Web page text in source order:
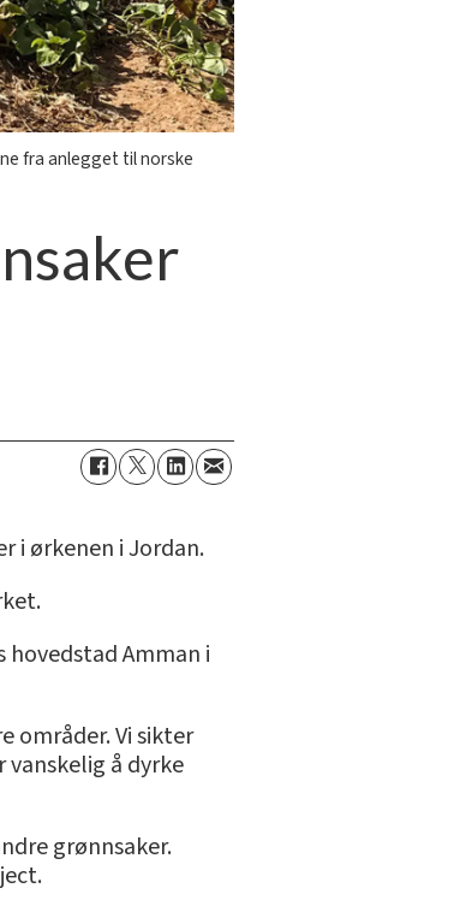
fra anlegget til norske
i ørkenen i Jordan.
Amman i
områder. Vi sikter
å dyrke
grønnsaker.